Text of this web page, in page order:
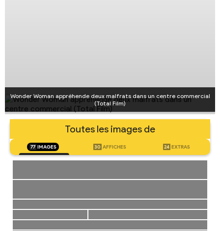
Wonder Woman appréhende deux malfrats dans un centre commercial
(Total Film)
Toutes les images de
77 IMAGES 30 AFFICHES 24 EXTRAS